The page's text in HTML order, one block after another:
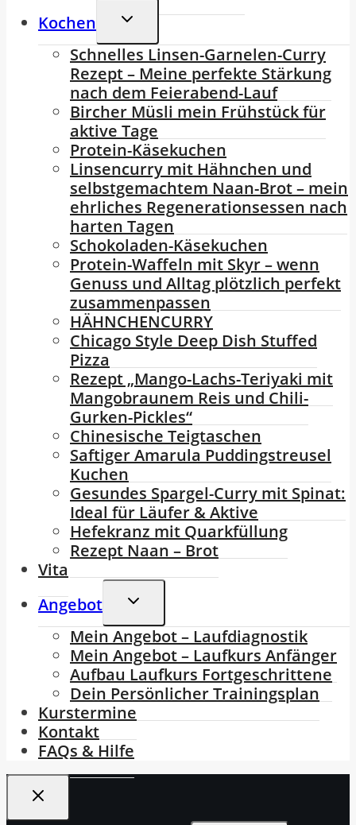
Kochen
Untermenü
Schnelles Linsen-Garnelen-Curry
Rezept – Meine perfekte Stärkung
nach dem Feierabend-Lauf
Bircher Müsli mein Frühstück für
aktive Tage
Protein-Käsekuchen
Linsencurry mit Hähnchen und
selbstgemachtem Naan-Brot – mein
ehrliches Regenerationsessen nach
harten Tagen
Schokoladen-Käsekuchen
Protein-Waffeln mit Skyr – wenn
Genuss und Alltag plötzlich perfekt
zusammenpassen
HÄHNCHENCURRY
Chicago Style Deep Dish Stuffed
Pizza
Rezept „Mango-Lachs-Teriyaki mit
Mangobraunem Reis und Chili-
Gurken-Pickles“
Chinesische Teigtaschen
Saftiger Amarula Puddingstreusel
Kuchen
Gesundes Spargel-Curry mit Spinat:
Ideal für Läufer & Aktive
Hefekranz mit Quarkfüllung
Rezept Naan – Brot
Vita
Angebot
Untermenü
Mein Angebot – Laufdiagnostik
Mein Angebot – Laufkurs Anfänger
Aufbau Laufkurs Fortgeschrittene
Dein Persönlicher Trainingsplan
Kurstermine
Kontakt
FAQs & Hilfe